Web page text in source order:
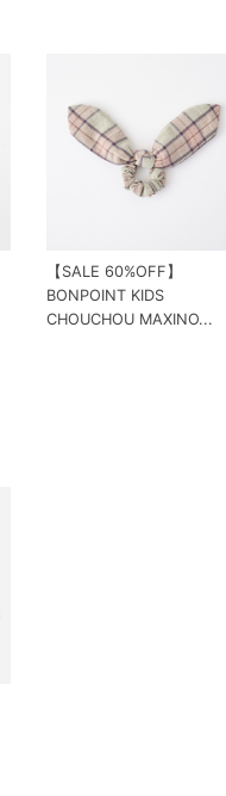
【SALE 60%OFF】
BONPOINT KIDS
CHOUCHOU MAXINO...